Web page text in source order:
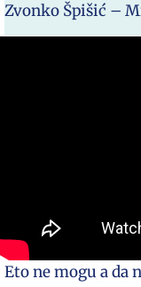
Zvonko Špišić –
Eto ne mogu a da